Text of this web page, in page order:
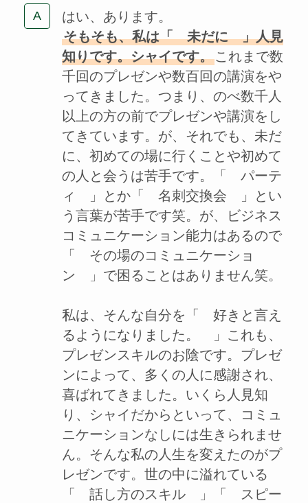
はい、あります。
そもそも、私は「 未だに 」人見
知りです。シャイです。これまで数
千回のプレゼンや数百回の講演をや
ってきました。つまり、のべ数千人
以上の方の前でプレゼンや講演をし
てきています。が、それでも、未だ
に、初めての場に行くことや初めて
の人と会うは苦手です。「 パーテ
ィ 」とか「 名刺交換会 」とい
う言葉が苦手です笑。が、ビジネス
コミュニケーション能力はあるので
「 その場のコミュニケーショ
ン 」で困ることはありません笑。
私は、そんな自分を「 好きと言え
るようになりました。 」これも、
プレゼンスキルのお陰です。プレゼ
ンによって、多くの人に感謝され、
喜ばれてきました。いくら人見知
り、シャイだからといって、コミュ
ニケーションなしには生きられませ
ん。そんな私の人生を変えたのがプ
レゼンです。世の中に溢れている
「 話し方のスキル 」「 スピー